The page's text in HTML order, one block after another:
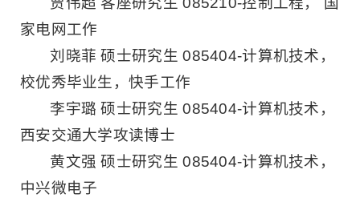
家电网工作
刘晓菲 硕士研究生 085404-计算机技术，
校优秀毕业生，快手工作
李宇璐 硕士研究生 085404-计算机技术，
西安交通大学攻读博士
黄文强 硕士研究生 085404-计算机技术，
中兴微电子